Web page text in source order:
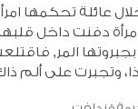
عائلة تحكمها
دفنت داخل
المر,
وتجبرت على ألم